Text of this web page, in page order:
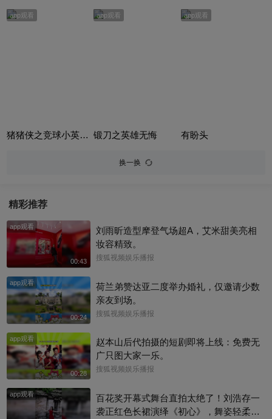
app观看
猪猪侠之竞球小英雄合集
app观看
锻刀之英雄无悔
app观看
有盼头
换一换
精彩推荐
app观看
00:43
刘雨昕造型摩登气场超A，艾米甜美亮相
妆容精致。
搜狐视频娱乐播报
app观看
00:24
荷兰弟赞达亚二度举办婚礼，仅邀请少数
亲友到场。
搜狐视频娱乐播报
app观看
00:28
赵本山后代拍摄的短剧即将上线：免费无
广只图大家一乐。
搜狐视频娱乐播报
app观看
百花奖开幕式舞台直拍太绝了！刘浩存一
袭正红色长裙演绎《初心》，舞姿轻柔舒